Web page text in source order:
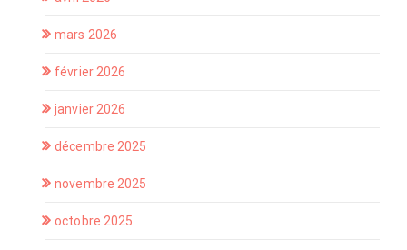
mars 2026
février 2026
janvier 2026
décembre 2025
novembre 2025
octobre 2025